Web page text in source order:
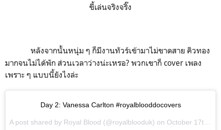
ขี้เล่นจริงจริ๊ง
หลังจากนั้นหนุ่ม ๆ ก็มีงานทัวร์เข้ามาไม่ขาดสาย คิวทอง
มากจนไม่ได้พัก ส่วนเวลาว่างน่ะเหรอ? พวกเขาก็ cover เพลง
เพราะ ๆ แบบนี้ยังไงล่ะ
Day 2: Vanessa Carlton #royalblooddocovers
A post shared by Royal Blood (@royalblooduk) on October 17th 2015